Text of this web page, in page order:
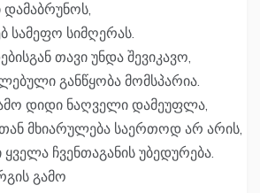
დამაბრუნოს,
სამეფო სიმღერას.
თავი უნდა შევიკავო,
განწყობა მომსპარია.
დიდი ნაღველი დამეუფლა,
მხიარულება საერთოდ არ არის,
ჩვენთაგანის უბედურება.
გამო